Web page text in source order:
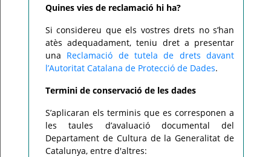
Quines vies de reclamació hi ha?
Si considereu que els vostres drets no s’han
atès adequadament, teniu dret a presentar
una Reclamació de tutela de drets davant
l’Autoritat Catalana de Protecció de Dades.
Termini de conservació de les dades
S’aplicaran els terminis que es corresponen a
les taules d’avaluació documental del
Departament de Cultura de la Generalitat de
Catalunya, entre d'altres: